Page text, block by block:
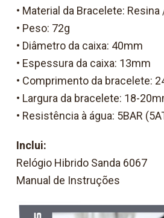
• Material da Bracelete:
• Peso: 72g
• Diâmetro da caixa: 40mm
• Espessura da caixa: 13mm
• Comprimento da bracelete:
• Largura da bracelete: 18-
• Resistência à água: 5BAR
Inclui:
Relógio Hibrido Sanda 6067
Manual de Instruções